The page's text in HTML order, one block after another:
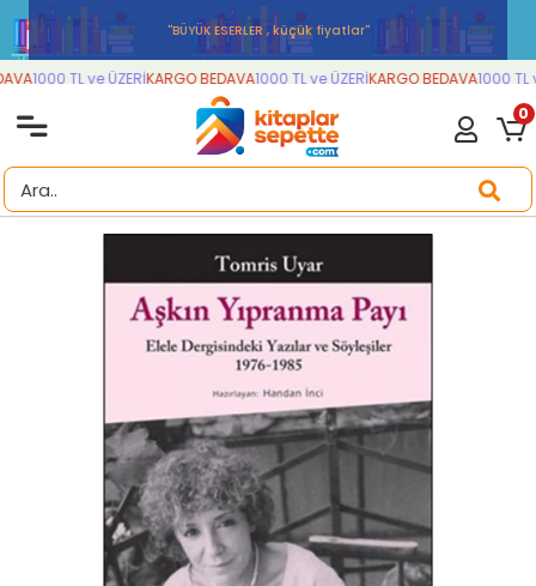
''BÜYÜK ESERLER , küçük fiyatlar''
1000 TL ve ÜZERİKARGO BEDAVA1000 TL ve ÜZERİKARGO BEDAVA1000 TL
0